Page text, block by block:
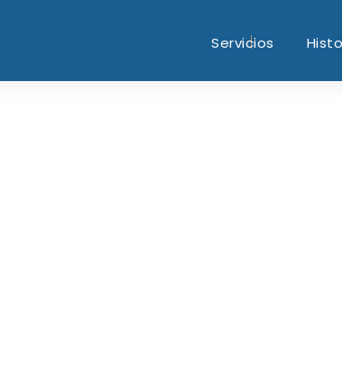
Servicios